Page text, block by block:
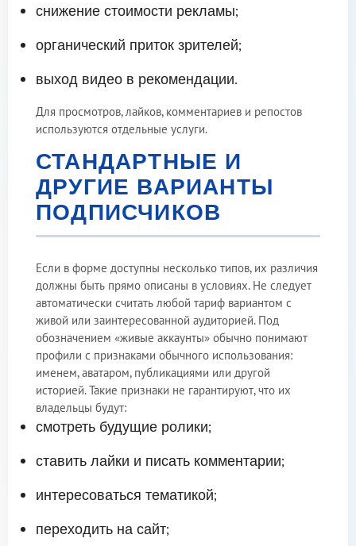
снижение стоимости рекламы;
органический приток зрителей;
выход видео в рекомендации.
Для просмотров, лайков, комментариев и репостов
используются отдельные услуги.
СТАНДАРТНЫЕ И
ДРУГИЕ ВАРИАНТЫ
ПОДПИСЧИКОВ
Если в форме доступны несколько типов, их различия
должны быть прямо описаны в условиях. Не следует
автоматически считать любой тариф вариантом с
живой или заинтересованной аудиторией. Под
обозначением «живые аккаунты» обычно понимают
профили с признаками обычного использования:
именем, аватаром, публикациями или другой
историей. Такие признаки не гарантируют, что их
владельцы будут:
смотреть будущие ролики;
ставить лайки и писать комментарии;
интересоваться тематикой;
переходить на сайт;